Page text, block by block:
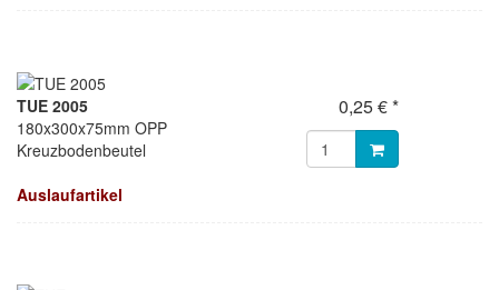
TUE 2005
180x300x75mm OPP
Kreuzbodenbeutel
Auslaufartikel
0,25 € *